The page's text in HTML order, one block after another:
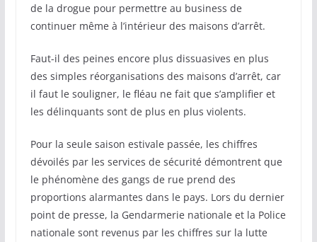
de la drogue pour permettre au business de
continuer même à l’intérieur des maisons d’arrêt.
Faut-il des peines encore plus dissuasives en plus
des simples réorganisations des maisons d’arrêt, car
il faut le souligner, le fléau ne fait que s’amplifier et
les délinquants sont de plus en plus violents.
Pour la seule saison estivale passée, les chiffres
dévoilés par les services de sécurité démontrent que
le phénomène des gangs de rue prend des
proportions alarmantes dans le pays. Lors du dernier
point de presse, la Gendarmerie nationale et la Police
nationale sont revenus par les chiffres sur la lutte